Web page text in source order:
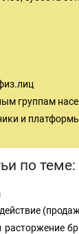
группам
и
по теме: